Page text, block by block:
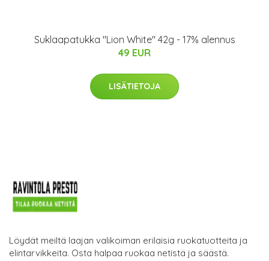
Suklaapatukka "Lion White" 42g - 17% alennus
49 EUR
LISÄTIETOJA
Löydät meiltä laajan valikoiman erilaisia ruokatuotteita ja
elintarvikkeita. Osta halpaa ruokaa netistä ja säästä.